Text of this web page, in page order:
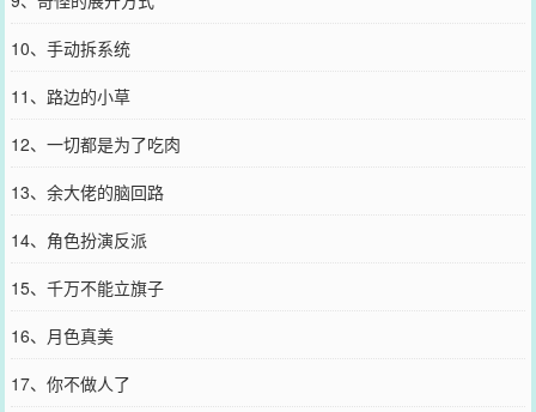
10、手动拆系统
11、路边的小草
12、一切都是为了吃肉
13、余大佬的脑回路
14、角色扮演反派
15、千万不能立旗子
16、月色真美
17、你不做人了